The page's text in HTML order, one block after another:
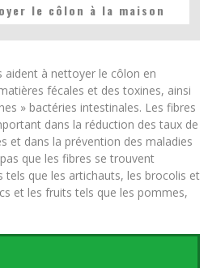
le côlon à la maison
aident à nettoyer le côlon en
fécales et des toxines, ainsi
» bactéries intestinales. Les fibres
dans la réduction des taux de
et dans la prévention des maladies
que les fibres se trouvent
tels que les artichauts, les brocolis et
et les fruits tels que les pommes,